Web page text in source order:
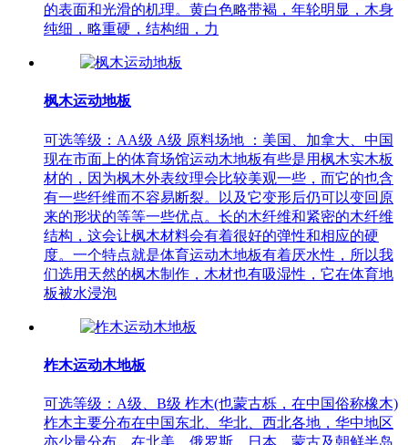
的表面和光滑的机理。黄白色略带褐，年轮明显，木身
纯细，略重硬，结构细，力
枫木运动地板
可选等级：AA级 A级 原料场地 ：美国、加拿大、中国
现在市面上的体育场馆运动木地板有些是用枫木实木板
材的，因为枫木外表纹理会比较美观一些，而它的也含
有一些纤维而不容易断裂。以及它变形后仍可以变回原
来的形状的等等一些优点。长的木纤维和紧密的木纤维
结构，这会让枫木材料会有着很好的弹性和相应的硬
度。一个特点就是体育运动木地板有着厌水性，所以我
们选用天然的枫木制作，木材也有吸湿性，它在体育地
板被水浸泡
柞木运动木地板
可选等级：A级、B级 柞木(也蒙古栎，在中国俗称橡木)
柞木主要分布在中国东北、华北、西北各地，华中地区